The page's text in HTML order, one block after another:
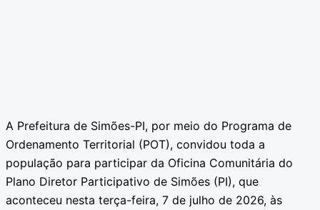
A Prefeitura de Simões-PI, por meio do Programa de
Ordenamento Territorial (POT), convidou toda a
população para participar da Oficina Comunitária do
Plano Diretor Participativo de Simões (PI), que
aconteceu nesta terça-feira, 7 de julho de 2026, às